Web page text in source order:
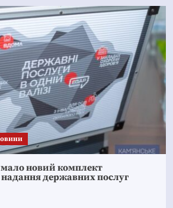
новий комплект
державних послуг